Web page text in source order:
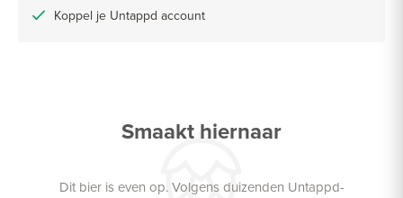
Koppel je Untappd account
Smaakt hiernaar
Dit bier is even op. Volgens duizenden Untappd-